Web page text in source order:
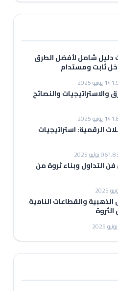
دليل شامل لأفضل الطرق
ثابت ومستدام
14 يونيو 2025
والنصائح
14 يونيو 2025
الرقمية: استراتيجيات
06 يوليو 2025
التداول وبناء ثروة من
والقطاعات النامية